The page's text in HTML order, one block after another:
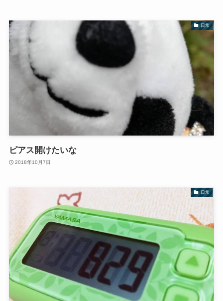
日常
ピアス開けたいな
2018年10月7日
日常